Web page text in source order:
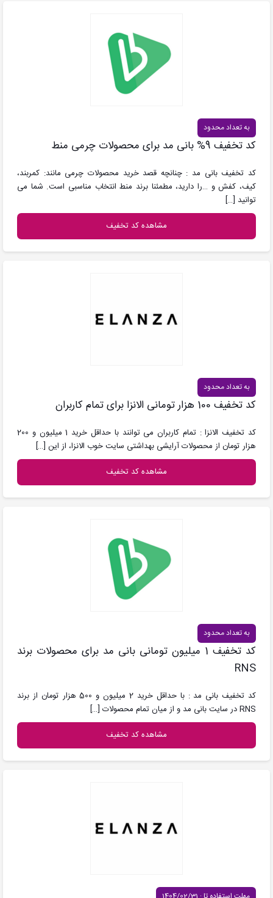
به تعداد محدود
کد تخفیف 9% بانی مد برای محصولات چرمی منط
کد تخفیف بانی مد : چنانچه قصد خرید محصولات چرمی مانند: کمربند،
کیف، کفش و …را دارید، مطمئنا برند منط انتخاب مناسبی است. شما می
توانید […]
مشاهده کد تخفیف
به تعداد محدود
کد تخفیف 100 هزار تومانی الانزا برای تمام کاربران
کد تخفیف الانزا : تمام کاربران می توانند با حداقل خرید 1 میلیون و 200
هزار تومان از محصولات آرایشی بهداشتی سایت خوب الانزا، از این […]
مشاهده کد تخفیف
به تعداد محدود
کد تخفیف 1 میلیون تومانی بانی مد برای محصولات برند
RNS
کد تخفیف بانی مد : با حداقل خرید 2 میلیون و 500 هزار تومان از برند
RNS در سایت بانی مد و از میان تمام محصولات
[…]
مشاهده کد تخفیف